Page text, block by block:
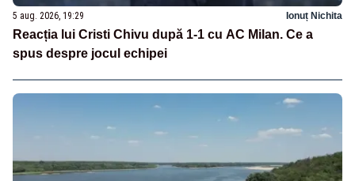
5 aug. 2026, 19:29 Ionuț Nichita
Reacția lui Cristi Chivu după 1-1 cu AC Milan. Ce a
spus despre jocul echipei